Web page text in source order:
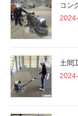
コン
土間